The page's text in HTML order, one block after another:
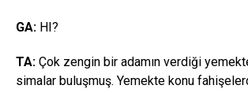
GA: HI?
TA: Çok zengin bir adamın verdiği
simalar buluşmuş. Yemekte konu